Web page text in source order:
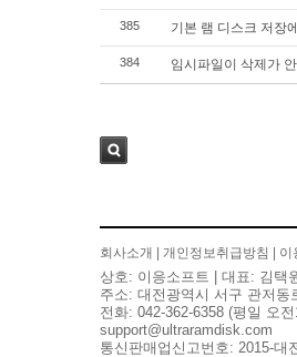
385 기본 램 디스크 저장
384 임시파일이 삭제가
회사소개 개인정보취급방침 이
상호: 이응소프트 | 대표: 김택
주소: 대전광역시 서구 관저동
전화: 042-362-6358 (평일 오
support@ultraramdisk.com
통신판매업신고번호: 2015-대